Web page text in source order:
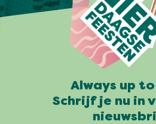
Always up
Schrijf je nu in